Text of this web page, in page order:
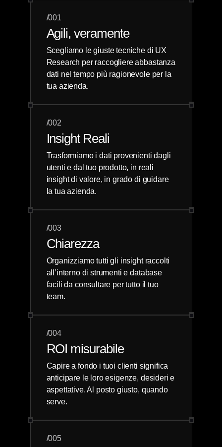
/001
Agili, veramente
Scegliamo le giuste tecniche di UX
Research per raccogliere abbastanza
dati nel tempo più ragionevole per la
tua azienda.
/002
Insight Reali
Trasformiamo i dati provenienti dagli
utenti e dal tuo prodotto, in reali
insight di valore, in grado di guidare
la tua azienda.
/003
Chiarezza
Organizziamo tutti gli insight raccolti
all’interno di strumenti e database
facili da consultare per tutto il tuo
team.
/004
ROI misurabile
Capire a fondo i tuoi clienti significa
anticipare le loro esigenze, desideri e
aspettative. Al posto giusto, quando
serve.
/005